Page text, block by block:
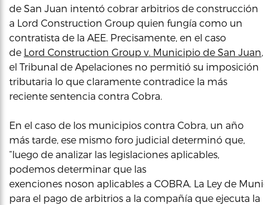
de San Juan intentó cobrar arbitrios de construcción
a Lord Construction Group quien fungía como un
contratista de la AEE. Precisamente, en el caso
de Lord Construction Group v. Municipio de San Juan
el Tribunal de Apelaciones no permitió su imposición
tributaria lo que claramente contradice la más
reciente sentencia contra Cobra.
En el caso de los municipios contra Cobra, un año
más tarde, ese mismo foro judicial determinó que,
“luego de analizar las legislaciones aplicables,
podemos determinar que las
exenciones noson aplicables a COBRA. La Ley de
para el pago de arbitrios a la compañía que ejecuta la